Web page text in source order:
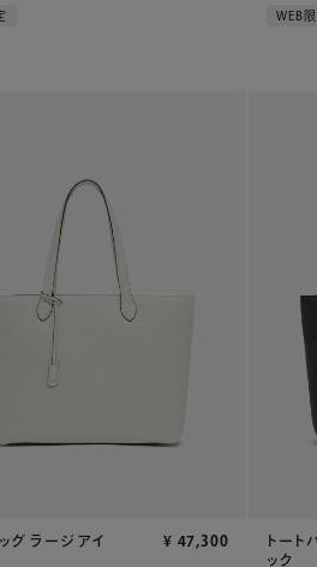
WEB
グ ラージ アイ
¥ 47,300
トート
ック